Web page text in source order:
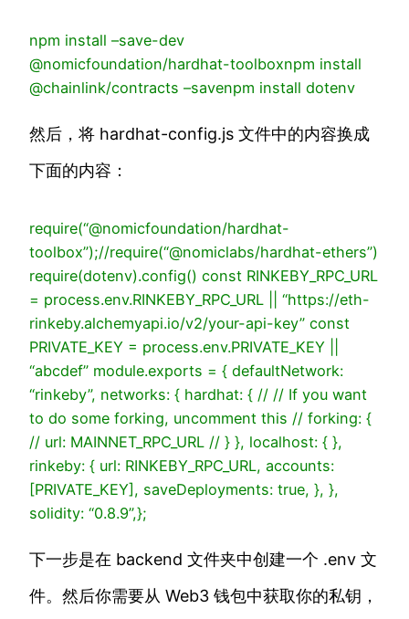
npm install –save-dev
@nomicfoundation/hardhat-toolboxnpm install
@chainlink/contracts –savenpm install dotenv
然后，将 hardhat-config.js 文件中的内容换成
下面的内容：
require(“@nomicfoundation/hardhat-
toolbox”);//require(“@nomiclabs/hardhat-ethers”)
require(dotenv).config() const RINKEBY_RPC_URL
= process.env.RINKEBY_RPC_URL || “https://eth-
rinkeby.alchemyapi.io/v2/your-api-key” const
PRIVATE_KEY = process.env.PRIVATE_KEY ||
“abcdef” module.exports = { defaultNetwork:
“rinkeby”, networks: { hardhat: { // // If you want
to do some forking, uncomment this // forking: {
// url: MAINNET_RPC_URL // } }, localhost: { },
rinkeby: { url: RINKEBY_RPC_URL, accounts:
[PRIVATE_KEY], saveDeployments: true, }, },
solidity: “0.8.9”,};
下一步是在 backend 文件夹中创建一个 .env 文
件。然后你需要从 Web3 钱包中获取你的私钥，